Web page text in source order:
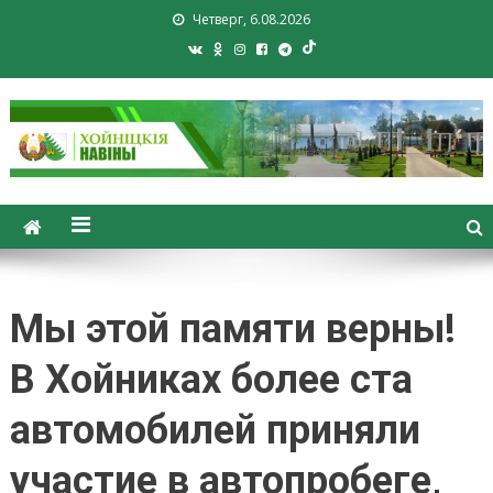
Четверг, 6.08.2026
Хойники. Хойнiцкiя навiны.
Новости Хойник. Районная
Мы этой памяти верны!
В Хойниках более ста
автомобилей приняли
участие в автопробеге,